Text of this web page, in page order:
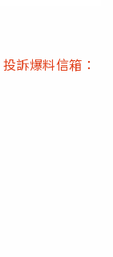
投訴爆料信箱：